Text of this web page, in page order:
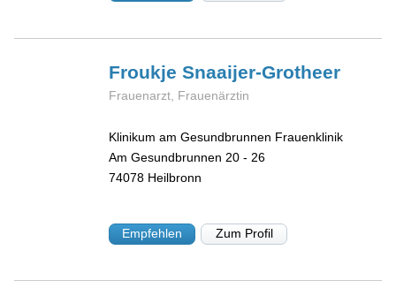
FroukjeSnaaijer-Grotheer
Frauenarzt, Frauenärztin
Klinikum am Gesundbrunnen Frauenklinik
Am Gesundbrunnen 20 - 26
74078 Heilbronn
Empfehlen Zum Profil